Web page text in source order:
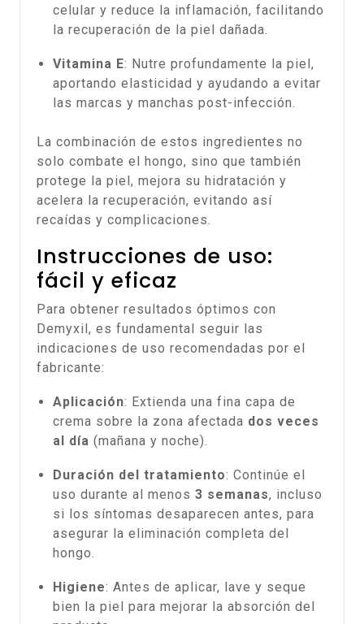
celular y reduce la inflamación, facilitando
la recuperación de la piel dañada.
Vitamina E: Nutre profundamente la piel,
aportando elasticidad y ayudando a evitar
las marcas y manchas post-infección.
La combinación de estos ingredientes no
solo combate el hongo, sino que también
protege la piel, mejora su hidratación y
acelera la recuperación, evitando así
recaídas y complicaciones.
Instrucciones de uso:
fácil y eficaz
Para obtener resultados óptimos con
Demyxil, es fundamental seguir las
indicaciones de uso recomendadas por el
fabricante:
Aplicación: Extienda una fina capa de
crema sobre la zona afectada dos veces
al día (mañana y noche).
Duración del tratamiento: Continúe el
uso durante al menos 3 semanas, incluso
si los síntomas desaparecen antes, para
asegurar la eliminación completa del
hongo.
Higiene: Antes de aplicar, lave y seque
bien la piel para mejorar la absorción del